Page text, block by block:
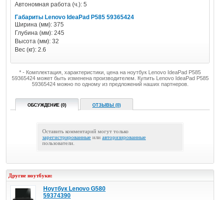
Автономная работа (ч.): 5
Габариты Lenovo IdeaPad P585 59365424
Ширина (мм): 375
Глубина (мм): 245
Высота (мм): 32
Вес (кг): 2.6
* - Комплектация, характеристики, цена на ноутбук Lenovo IdeaPad P585
59365424 может быть изменена производителем. Купить Lenovo IdeaPad P585
59365424 можно по одному из предложений наших партнеров.
ОБСУЖДЕНИЕ (0) ОТЗЫВЫ (0)
Оставить комментарий могут только
зарегистрированные или авторизированные
пользователи.
Другие ноутбуки:
Ноутбук Lenovo G580
59374390